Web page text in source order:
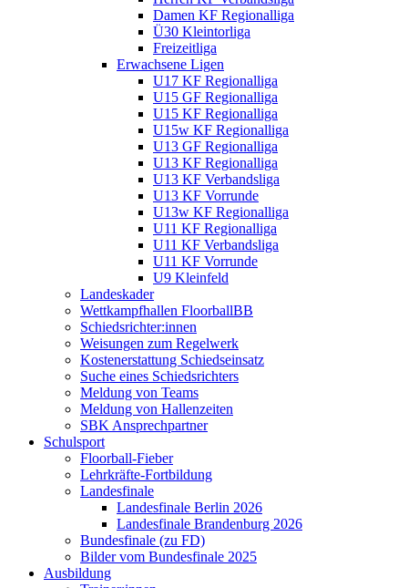
Damen KF Regionalliga
Ü30 Kleintorliga
Freizeitliga
Erwachsene Ligen
U17 KF Regionalliga
U15 GF Regionalliga
U15 KF Regionalliga
U15w KF Regionalliga
U13 GF Regionalliga
U13 KF Regionalliga
U13 KF Verbandsliga
U13 KF Vorrunde
U13w KF Regionalliga
U11 KF Regionalliga
U11 KF Verbandsliga
U11 KF Vorrunde
U9 Kleinfeld
Landeskader
Wettkampfhallen FloorballBB
Schiedsrichter:innen
Weisungen zum Regelwerk
Kostenerstattung Schiedseinsatz
Suche eines Schiedsrichters
Meldung von Teams
Meldung von Hallenzeiten
SBK Ansprechpartner
Schulsport
Floorball-Fieber
Lehrkräfte-Fortbildung
Landesfinale
Landesfinale Berlin 2026
Landesfinale Brandenburg 2026
Bundesfinale (zu FD)
Bilder vom Bundesfinale 2025
Ausbildung